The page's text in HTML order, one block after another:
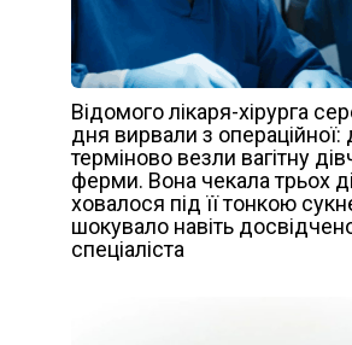
Відомого лікаря-хірурга
дня вирвали з операційної:
терміново везли вагітну
ферми. Вона чекала трьох
ховалося під її тонкою
шокувало навіть
спеціаліста